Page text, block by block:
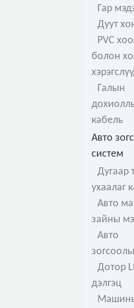
Гар
Дуут
PVC
болон
Галын
кабель
Авто
систем
Дугаар
ухаалаг
Авто
зайны
Авто
Дотор
дэлгэц